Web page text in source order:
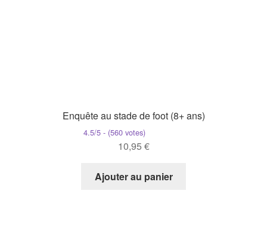
Enquête au stade de foot (8+ ans)
4.5/5 - (560 votes)
10,95 €
Ajouter au panier